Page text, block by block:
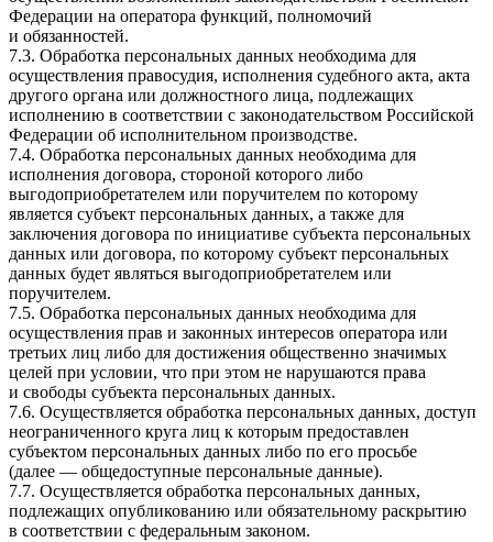
Федерации на оператора функций, полномочий
и обязанностей.
7.3. Обработка персональных данных необходима для
осуществления правосудия, исполнения судебного акта, акта
другого органа или должностного лица, подлежащих
исполнению в соответствии с законодательством Российской
Федерации об исполнительном производстве.
7.4. Обработка персональных данных необходима для
исполнения договора, стороной которого либо
выгодоприобретателем или поручителем по которому
является субъект персональных данных, а также для
заключения договора по инициативе субъекта персональных
данных или договора, по которому субъект персональных
данных будет являться выгодоприобретателем или
поручителем.
7.5. Обработка персональных данных необходима для
осуществления прав и законных интересов оператора или
третьих лиц либо для достижения общественно значимых
целей при условии, что при этом не нарушаются права
и свободы субъекта персональных данных.
7.6. Осуществляется обработка персональных данных, доступ
неограниченного круга лиц к которым предоставлен
субъектом персональных данных либо по его просьбе
(далее — общедоступные персональные данные).
7.7. Осуществляется обработка персональных данных,
подлежащих опубликованию или обязательному раскрытию
в соответствии с федеральным законом.